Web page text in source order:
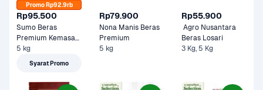
Promo Rp92.9rb
Rp95.500
Sumo Beras
Premium Kemasan
5 kg
Syarat Promo
Rp79.900
Nona Manis Beras
5 kg
Rp55.900
Agro Nusantara
3 Kg, 5 Kg